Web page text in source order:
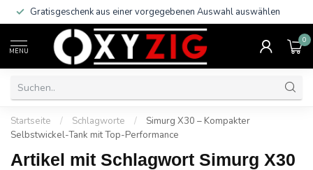
Gratisgeschenk aus einer vorgegebenen Auswahl auswählen
MENU
0
Startseite / Schlagworte /
Simurg X30 – Kompakter
Selbstwickel-Tank mit Top-Performance
Artikel mit Schlagwort Simurg X30